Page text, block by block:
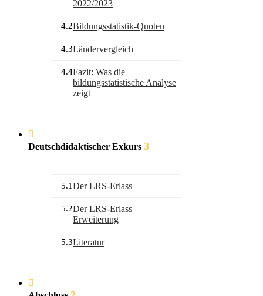
2022/2023
4.2Bildungsstatistik-Quoten
4.3Ländervergleich
4.4Fazit: Was die
bildungsstatistische Analyse
zeigt
Deutschdidaktischer Exkurs 3
5.1Der LRS-Erlass
5.2Der LRS-Erlass –
Erweiterung
5.3Literatur